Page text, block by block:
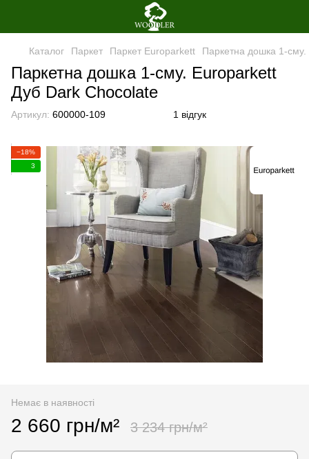
Каталог Паркет Паркет Europarkett Паркетна дошка 1-
Паркетна дошка 1-сму. Europarkett
Дуб Dark Chocolate
Артикул: 600000-109 1 відгук
−18%
3
Немає в наявності
2 660 грн/м² 3 234 грн/м²